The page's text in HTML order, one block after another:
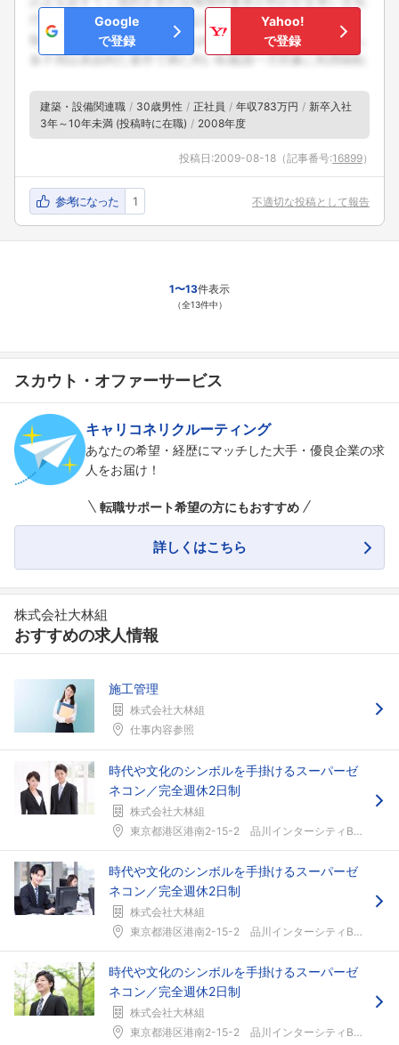
Google
で登録
Yahoo!
で登録
建築・設備関連職 30歳男性 正社員 年収783万円
新卒入社
3年～10年未満 (投稿時に在職)
2008年度
投稿日:2009-08-18 （記事番号:16899）
参考になった 1 不適切な投稿として報告
1〜13件表示
（全13件中）
スカウト・オファーサービス
キャリコネリクルーティング
あなたの希望・経歴にマッチした大手・優良企業の求
人をお届け！
転職サポート希望の方にもおすすめ
詳しくはこちら
株式会社大林組
おすすめの求人情報
施工管理
株式会社大林組
仕事内容参照
時代や文化のシンボルを手掛けるスーパーゼ
ネコン／完全週休2日制
株式会社大林組
東京都港区港南2-15-2 品川インターシティB棟...
時代や文化のシンボルを手掛けるスーパーゼ
ネコン／完全週休2日制
株式会社大林組
東京都港区港南2-15-2 品川インターシティB棟...
時代や文化のシンボルを手掛けるスーパーゼ
ネコン／完全週休2日制
株式会社大林組
東京都港区港南2-15-2 品川インターシティB棟...